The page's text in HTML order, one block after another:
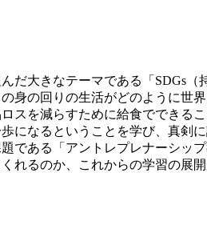
大きなテーマである「SDGs（
身の回りの生活がどのように世
スを減らすために給食でできる
なるということを学び、真剣
ある「アントレプレナーシッ
れるのか、これからの学習の展開